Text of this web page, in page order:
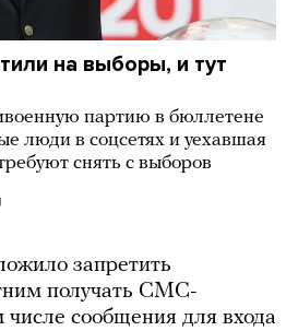
на выборы, и тут
партию в бюллетене
люди в соцсетях и уехавшая
снять с выборов
запретить
получать СМС-
сообщения для входа